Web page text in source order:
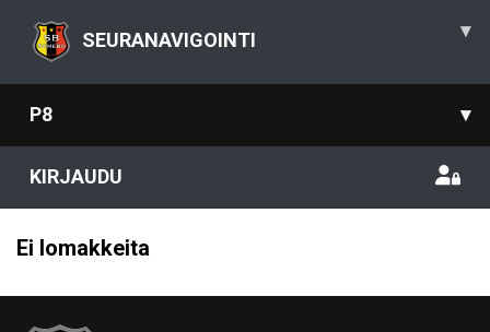
SEURANAVIGOINTI ▾
P8 ▾
KIRJAUDU
Ei lomakkeita